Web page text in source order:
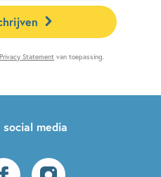
Statement van toepassing.
media